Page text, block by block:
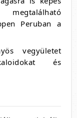
Peruban a
vegyületet
és